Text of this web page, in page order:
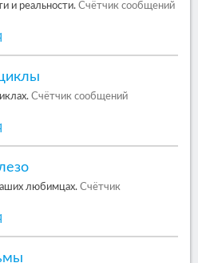
и реальности. Счётчик сообщений
Счётчик сообщений
любимцах. Счётчик